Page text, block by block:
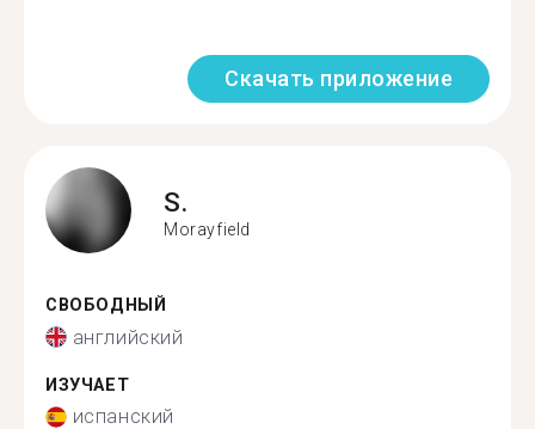
Скачать приложение
S.
Morayfield
СВОБОДНЫЙ
английский
ИЗУЧАЕТ
испанский